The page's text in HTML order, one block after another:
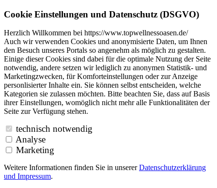
Cookie Einstellungen und Datenschutz (DSGVO)
Herzlich Willkommen bei https://www.topwellnessoasen.de/
Auch wir verwenden Cookies und anonymisierte Daten, um Ihnen
den Besuch unseres Portals so angenehm als möglich zu gestalten.
Einige dieser Cookies sind dabei für die optimale Nutzung der Seite
notwendig, andere setzen wir lediglich zu anonymen Statistik- und
Marketingzwecken, für Komforteinstellungen oder zur Anzeige
personlisierter Inhalte ein. Sie können selbst entscheiden, welche
Kategorien sie zulassen möchten. Bitte beachten Sie, dass auf Basis
ihrer Einstellungen, womöglich nicht mehr alle Funktionalitäten der
Seite zur Verfügung stehen.
technisch notwendig
Analyse
Marketing
Weitere Informationen finden Sie in unsererDatenschutzerklärung
und Impressum.